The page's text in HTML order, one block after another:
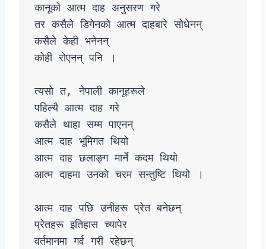
कानूको आत्म दाह अनुसरण गरे
तर कसैले डिगेनको आत्म दाहबारे सोधेनन्
कसैले केही भनेनन्
कोही रोएनन् पनि ।
त्यसो त‚ नेपाली कानूहरूले
पहिल्यै आत्म दाह गरे
कसैले थाहा सम्म पाएनन्
आत्म दाह भूमिगत थियो
आत्म दाह छलाङ्ग मार्ने कदम थियो
आत्म दाहमा उनको चरम सन्तुष्टि थियो ।
आत्म दाह पछि उनीहरू प्रेत बनेछन्
प्रेतहरू इतिहास च्यापेर
वर्तमानमा गर्व गरी रहेछन्